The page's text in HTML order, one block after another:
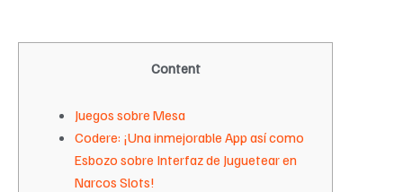
Content
Juegos sobre Mesa
Codere: ¡Una inmejorable App así­ como
Esbozo sobre Interfaz de Juguetear en
Narcos Slots!